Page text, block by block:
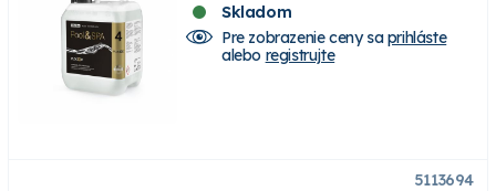
Skladom
Pre zobrazenie ceny saprihláste
alebo registrujte
5113694